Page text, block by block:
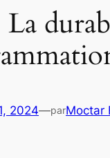
La
2024—parMoctar